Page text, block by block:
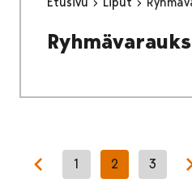
Previous page
1 2 3